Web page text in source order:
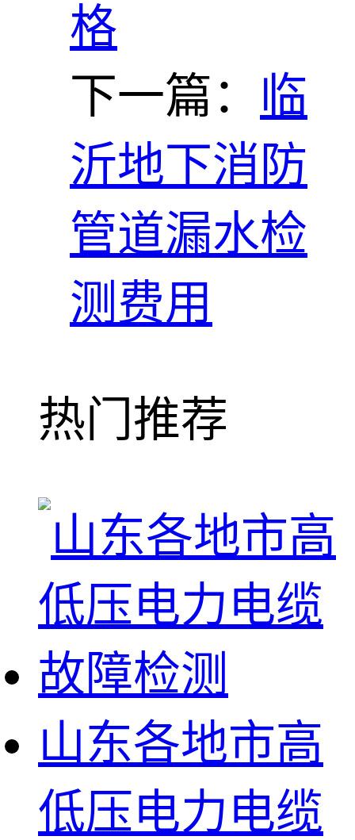
格
下一篇： 临
沂地下消防
管道漏水检
测费用
热门推荐
山东各地市高
低压电力电缆